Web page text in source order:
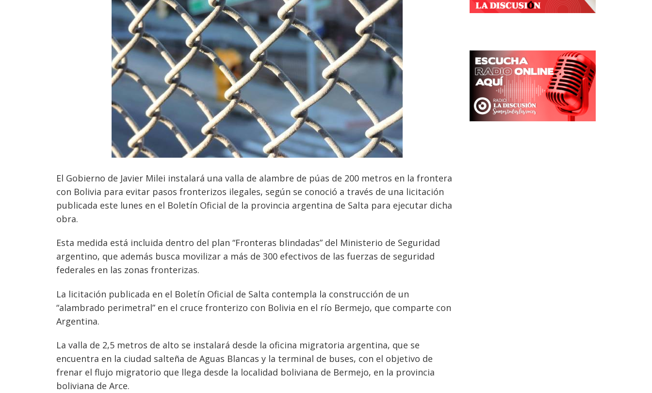
El Gobierno de Javier Milei instalará una valla de alambre de púas de 200 metros en la frontera
con Bolivia para evitar pasos fronterizos ilegales, según se conoció a través de una licitación
publicada este lunes en el Boletín Oficial de la provincia argentina de Salta para ejecutar dicha
obra.
Esta medida está incluida dentro del plan “Fronteras blindadas” del Ministerio de Seguridad
argentino, que además busca movilizar a más de 300 efectivos de las fuerzas de seguridad
federales en las zonas fronterizas.
La licitación publicada en el Boletín Oficial de Salta contempla la construcción de un
“alambrado perimetral” en el cruce fronterizo con Bolivia en el río Bermejo, que comparte con
Argentina.
La valla de 2,5 metros de alto se instalará desde la oficina migratoria argentina, que se
encuentra en la ciudad salteña de Aguas Blancas y la terminal de buses, con el objetivo de
frenar el flujo migratorio que llega desde la localidad boliviana de Bermejo, en la provincia
boliviana de Arce.
Navegación